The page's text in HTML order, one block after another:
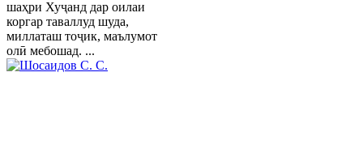
шаҳри Хуҷанд дар оилаи
коргар таваллуд шуда,
миллаташ тоҷик, маълумот
олӣ мебошад. ...